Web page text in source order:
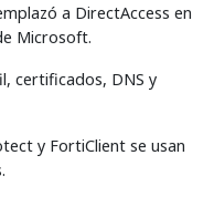
a DirectAccess en
Microsoft.
certificados, DNS y
y FortiClient se usan